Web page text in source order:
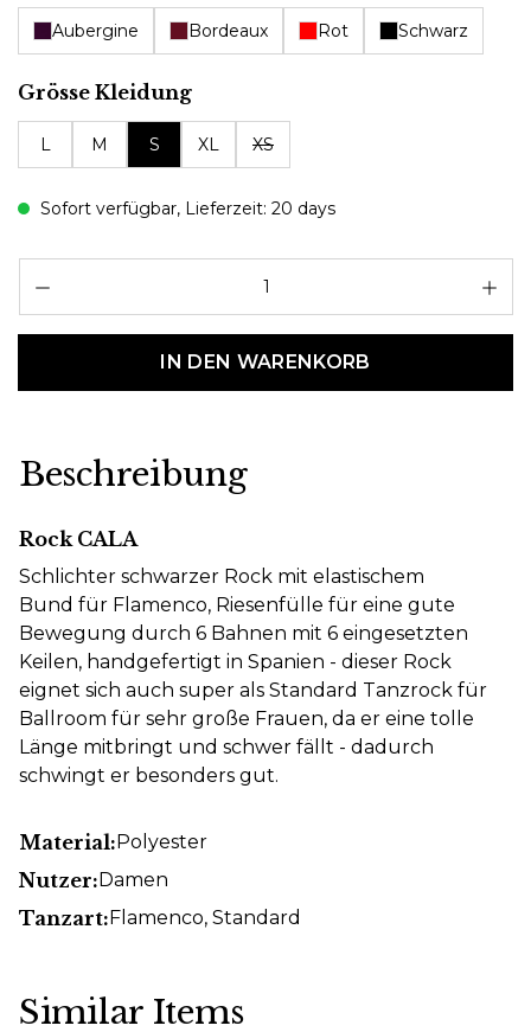
Aubergine Bordeaux Rot Schwarz
Grösse Kleidungauswählen
L M S XL XS
Sofort verfügbar, Lieferzeit: 20 days
IN DEN WARENKORB
Beschreibung
Rock CALA
Schlichter schwarzer Rock mit elastischem
Bund für Flamenco, Riesenfülle für eine gute
Bewegung durch 6 Bahnen mit 6 eingesetzten
Keilen, handgefertigt in Spanien - dieser Rock
eignet sich auch super als Standard Tanzrock für
Ballroom für sehr große Frauen, da er eine tolle
Länge mitbringt und schwer fällt - dadurch
schwingt er besonders gut.
Material:Polyester
Nutzer:Damen
Tanzart:Flamenco, Standard
Similar Items